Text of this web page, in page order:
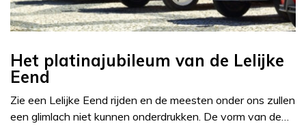
Het platinajubileum van de Lelijke
Eend
Zie een Lelijke Eend rijden en de meesten onder ons zullen
een glimlach niet kunnen onderdrukken. De vorm van de…